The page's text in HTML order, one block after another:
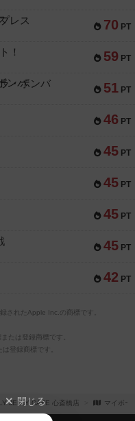
70 PT
レス
59 PT
！
51 PT
・ボンバ
46 PT
45 PT
45 PT
45 PT
45 PT
42 PT
されたApple Inc.の商標です。
たは登録商標です。
登録商標です。
JELLY CAFE 心斎橋店 マイボー
閉じる